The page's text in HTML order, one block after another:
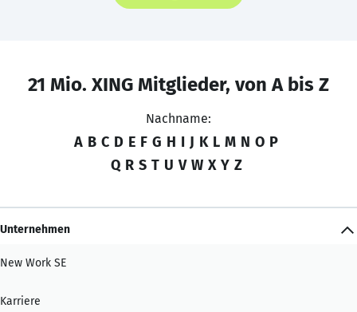
21 Mio. XING Mitglieder, von A bis Z
Nachname:
A B C D E F G H I J K L M N O P
Q R S T U V W X Y Z
Unternehmen
New Work SE
Karriere